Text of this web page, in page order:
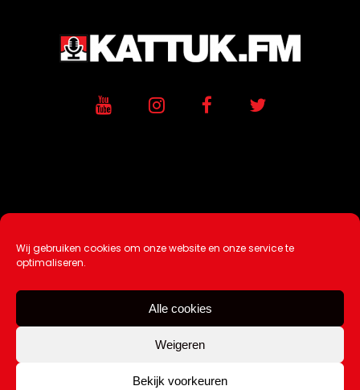
Wij gebruiken cookies om onze website en onze service te
optimaliseren.
Alle cookies
Weigeren
Bekijk voorkeuren
Ontwikkeling / Hosting doorAtSea
Over Ons |Tip de redactie
Contact
Copyright Kattuk.nl 2003-2026